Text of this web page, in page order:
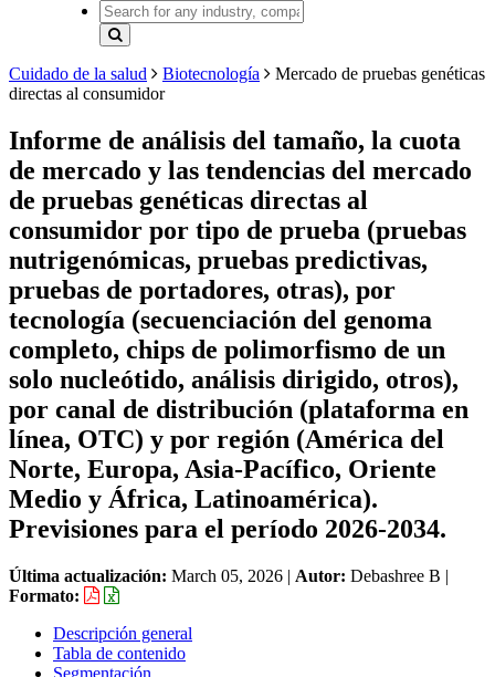
Cuidado de la salud Biotecnología
Mercado de pruebas genéticas
directas al consumidor
Informe de análisis del tamaño, la cuota
de mercado y las tendencias del mercado
de pruebas genéticas directas al
consumidor por tipo de prueba (pruebas
nutrigenómicas, pruebas predictivas,
pruebas de portadores, otras), por
tecnología (secuenciación del genoma
completo, chips de polimorfismo de un
solo nucleótido, análisis dirigido, otros),
por canal de distribución (plataforma en
línea, OTC) y por región (América del
Norte, Europa, Asia-Pacífico, Oriente
Medio y África, Latinoamérica).
Previsiones para el período 2026-2034.
Última actualización: March 05, 2026 | Autor: Debashree B |
Formato:
Descripción general
Tabla de contenido
Segmentación